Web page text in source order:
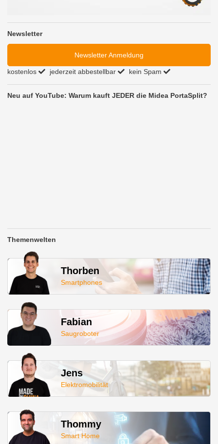
Newsletter
Newsletter Anmeldung
kostenlos jederzeit abbestellbar kein Spam
Neu auf YouTube: Warum kauft JEDER die Midea PortaSplit?
Themenwelten
Thorben
Smartphones
Fabian
Saugroboter
Jens
Elektromobilität
Thommy
Smart Home